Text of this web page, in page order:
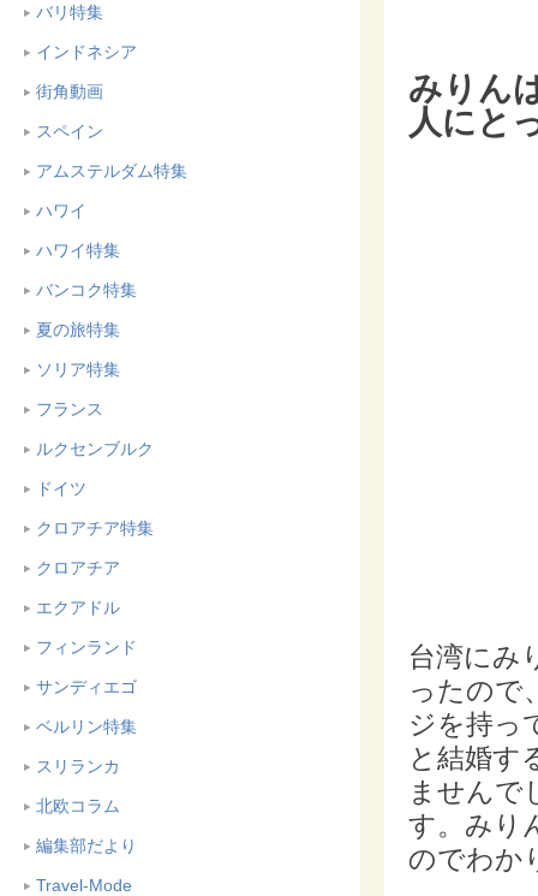
バリ特集
インドネシア
街角動画
スペイン
アムステルダム特集
ハワイ
ハワイ特集
バンコク特集
夏の旅特集
ソリア特集
フランス
ルクセンブルク
ドイツ
クロアチア特集
クロアチア
エクアドル
フィンランド
サンディエゴ
ベルリン特集
スリランカ
北欧コラム
編集部だより
Travel-Mode
みりん
人にと
台湾にみ
ったので
ジを持っ
と結婚す
ませんで
す。みり
のでわか